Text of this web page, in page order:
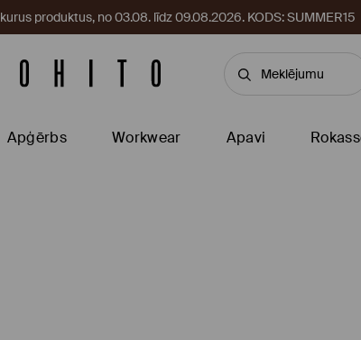
produktus, no 03.08. līdz 09.08.2026. KODS: SUMMER15
Apģērbs Workwear Apavi